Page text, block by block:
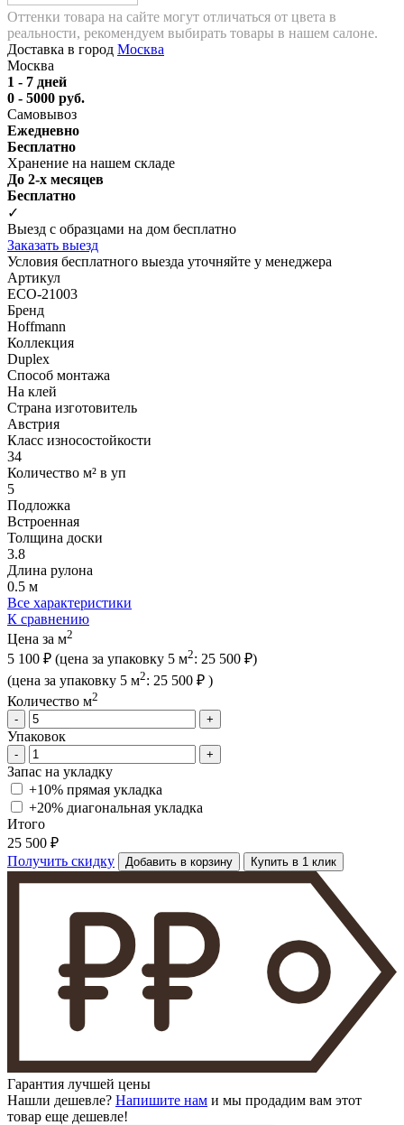
Оттенки товара на сайте могут отличаться от цвета в
реальности, рекомендуем выбирать товары в нашем салоне.
Доставка в город Москва
Москва
1 - 7 дней
0 - 5000 руб.
Самовывоз
Ежедневно
Бесплатно
Хранение на нашем складе
До 2-х месяцев
Бесплатно
✓
Выезд с образцами на дом бесплатно
Заказать выезд
Условия бесплатного выезда уточняйте у менеджера
Артикул
ECO-21003
Бренд
Hoffmann
Коллекция
Duplex
Способ монтажа
На клей
Страна изготовитель
Австрия
Класс износостойкости
34
Количество м² в уп
5
Подложка
Встроенная
Толщина доски
3.8
Длина рулона
0.5 м
Все характеристики
К сравнению
Цена за м2
5 100 ₽ (цена за упаковку 5 м2: 25 500 ₽)
(цена за упаковку 5 м2: 25 500 ₽ )
Количество м2
-
+
Упаковок
- +
Запас на укладку
+10% прямая укладка
+20% диагональная укладка
Итого
25 500 ₽
Получить скидку
Добавить в корзину Купить в 1 клик
Гарантия лучшей цены
Нашли дешевле? Напишите нам и мы продадим вам этот
товар еще дешевле!